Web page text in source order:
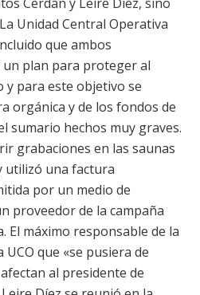
Unidad Central Operativa
que ambos
plan para proteger al
y para este objetivo se
orgánica y de los fondos de
sumario hechos muy graves.
grabaciones en las saunas
utilizó una factura
por un medio de
proveedor de la campaña
El máximo responsable de la
que «se pusiera de
al presidente de